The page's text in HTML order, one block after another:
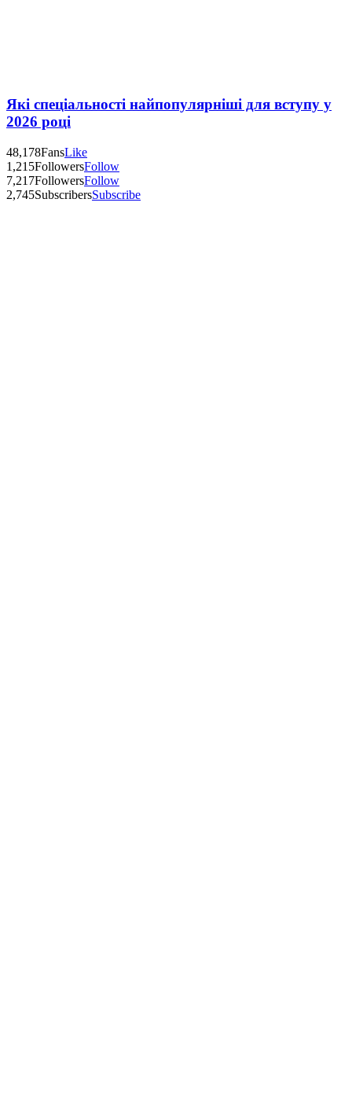
Які спеціальності найпопулярніші для вступу у
2026 році
48,178FansLike
1,215FollowersFollow
7,217FollowersFollow
2,745SubscribersSubscribe